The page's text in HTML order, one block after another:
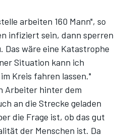
arbeiten 160 Mann", so
infiziert sein, dann sperren
Das wäre eine Katastrophe
Situation kann ich
Kreis fahren lassen."
Arbeiter hinter dem
an die Strecke geladen
die Frage ist, ob das gut
der Menschen ist. Da